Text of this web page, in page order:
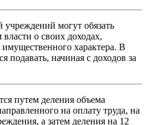
учреждений могут обязать
о своих доходах,
имущественного характера. В
подавать, начиная с доходов за
путем деления объема
на оплату труда, на
а затем деления на 12